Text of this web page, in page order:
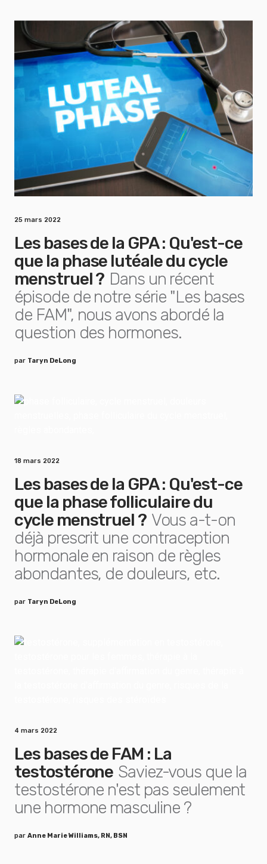
25 mars 2022
Les bases de la GPA : Qu'est-ce
que la phase lutéale du cycle
menstruel ? Dans un récent
épisode de notre série "Les bases
de FAM", nous avons abordé la
question des hormones.
par Taryn DeLong
18 mars 2022
Les bases de la GPA : Qu'est-ce
que la phase folliculaire du
cycle menstruel ? Vous a-t-on
déjà prescrit une contraception
hormonale en raison de règles
abondantes, de douleurs, etc.
par Taryn DeLong
4 mars 2022
Les bases de FAM : La
testostérone Saviez-vous que la
testostérone n'est pas seulement
une hormone masculine ?
par Anne Marie Williams, RN, BSN